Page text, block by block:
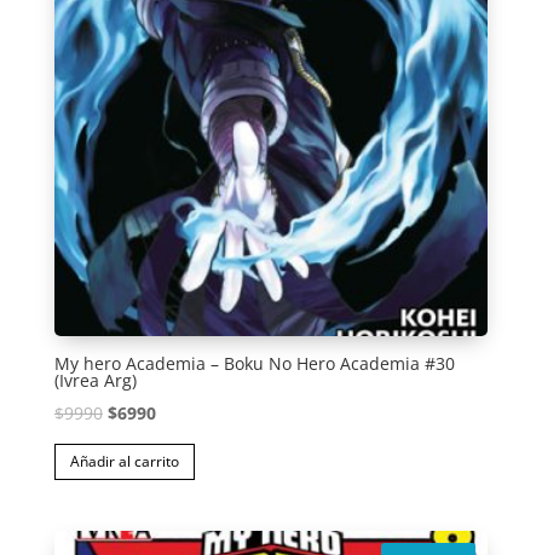
My hero Academia – Boku No Hero Academia #30
(Ivrea Arg)
$9990 El
precio
original
$9990.
$6990El
precio
actual
$6990.
Añadir al carrito